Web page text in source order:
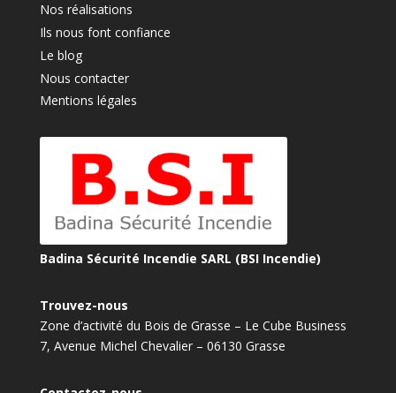
Nos réalisations
Ils nous font confiance
Le blog
Nous contacter
Mentions légales
Badina Sécurité Incendie SARL (BSI Incendie)
Trouvez-nous
Zone d’activité du Bois de Grasse – Le Cube Business
7, Avenue Michel Chevalier – 06130 Grasse